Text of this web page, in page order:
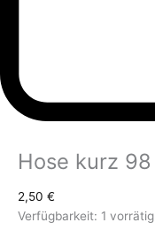
Hose kurz 98
2,50 €
Verfügbarkeit: 1 vorrätig